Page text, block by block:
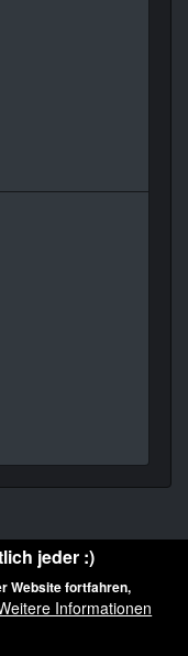
der Film Noir de. Alle
jeder :)
Website fortfahren,
Informationen